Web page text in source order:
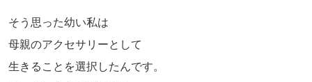
そう思った幼い私は
母親のアクセサリーとして
生きることを選択したんです。